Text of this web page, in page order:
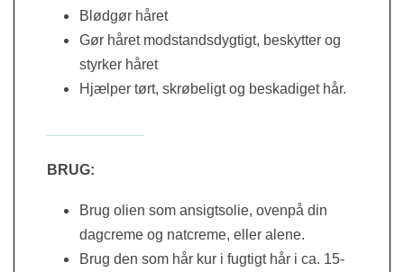
Blødgør håret
Gør håret modstandsdygtigt, beskytter og
styrker håret
Hjælper tørt, skrøbeligt og beskadiget hår.
BRUG:
Brug olien som ansigtsolie, ovenpå din
dagcreme og natcreme, eller alene.
Brug den som hår kur i fugtigt hår i ca. 15-